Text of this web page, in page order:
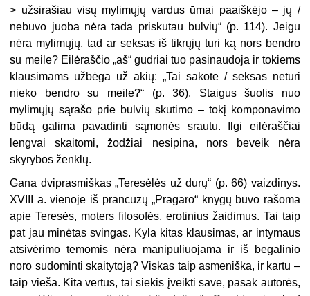
> užsirašiau visų mylimųjų vardus ūmai paaiškėjo – jų /
nebuvo juoba nėra tada priskutau bulvių“ (p. 114). Jeigu
nėra mylimųjų, tad ar seksas iš tikrųjų turi ką nors bendro
su meile? Eilėraščio „aš“ gudriai tuo pasinaudoja ir tokiems
klausimams užbėga už akių: „Tai sakote / seksas neturi
nieko bendro su meile?“ (p. 36). Staigus šuolis nuo
mylimųjų sąrašo prie bulvių skutimo – tokį komponavimo
būdą galima pavadinti sąmonės srautu. Ilgi eilėraščiai
lengvai skaitomi, žodžiai nesipina, nors beveik nėra
skyrybos ženklų.
Gana dviprasmiškas „Teresėlės už durų“ (p. 66) vaizdinys.
XVIII a. vienoje iš prancūzų „Pragaro“ knygų buvo rašoma
apie Teresės, moters filosofės, erotinius žaidimus. Tai taip
pat jau minėtas svingas. Kyla kitas klausimas, ar intymaus
atsivėrimo temomis nėra manipuliuojama ir iš begalinio
noro sudominti skaitytoją? Viskas taip asmeniška, ir kartu –
taip vieša. Kita vertus, tai siekis įveikti save, pasak autorės,